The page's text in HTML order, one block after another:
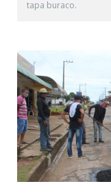
tapa buraco.